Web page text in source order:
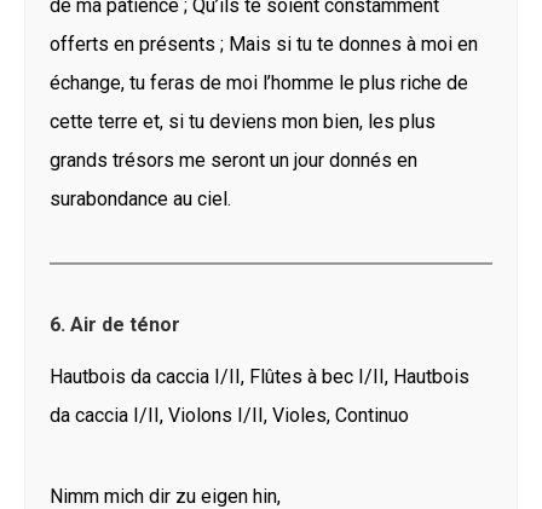
de ma patience ; Qu’ils te soient constamment
offerts en présents ; Mais si tu te donnes à moi en
échange, tu feras de moi l’homme le plus riche de
cette terre et, si tu deviens mon bien, les plus
grands trésors me seront un jour donnés en
surabondance au ciel.
6. Air de ténor
Hautbois da caccia I/II, Flûtes à bec I/II, Hautbois
da caccia I/II, Violons I/II, Violes, Continuo
Nimm mich dir zu eigen hin,